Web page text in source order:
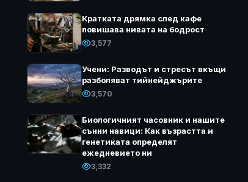
Кратката дрямка след кафе
повишава нивата на бодрост
3,577
Учени: Разводът и стресът вкъщи
разболяват тийнейджърите
3,570
Биологичният часовник и нашите
сънни навици: Как възрастта и
генетиката определят
ежедневието ни
3,332